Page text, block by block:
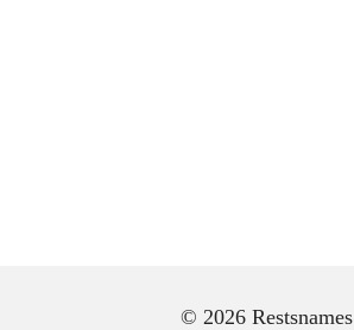
© 2026 Restsnames